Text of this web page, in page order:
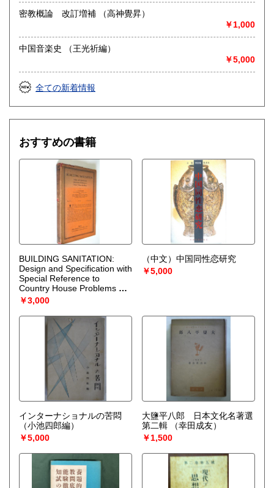
密教概論 改訂増補 （高神覺昇）
￥1,000
中国音楽史 （王光祈編）
￥5,000
全ての新着情報
おすすめの書籍
BUILDING SANITATION:
Design and Specification with
Special Reference to
Country House Problems （
L. B. ESCRITT）
￥3,000
（中文）中国同性恋研究
￥5,000
インターナショナルの苦悶
（小池四郎編）
￥5,000
大鹽平八郎 日本文化名著選
第二輯
（幸田成友）
￥1,500